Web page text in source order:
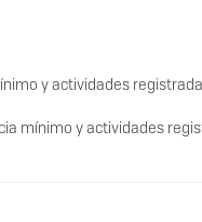
y actividades
mínimo y actividades